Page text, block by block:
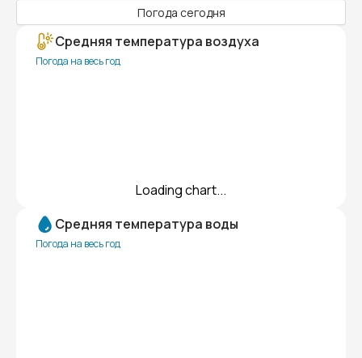
Погода сегодня
Средняя температура воздуха
Погода на весь год
Loading chart...
Средняя температура воды
Погода на весь год